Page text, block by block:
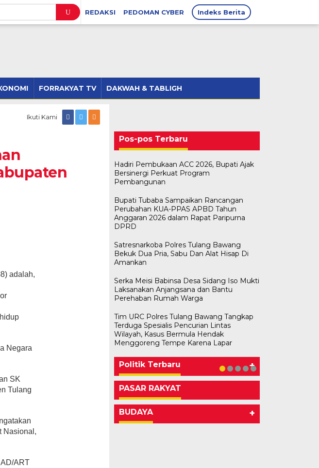
REDAKSI PEDOMAN CYBER Indeks Berita
FORRAKYAT TV DAKWAH & TABLIGH
Ikuti Kami
adalah,
Negara
SK
Tulang
Nasional,
ART
Pos-pos Terbaru
Hadiri Pembukaan ACC 2026, Bupati Ajak
Bersinergi Perkuat Program
Pembangunan
Bupati Tubaba Sampaikan Rancangan
Perubahan KUA-PPAS APBD Tahun
Anggaran 2026 dalam Rapat Paripurna
DPRD
Satresnarkoba Polres Tulang Bawang
Bekuk Dua Pria, Sabu Dan Alat Hisap Di
Amankan
Serka Meisi Babinsa Desa Sidang Iso Mukti
Laksanakan Anjangsana dan Bantu
Perehaban Rumah Warga
Tim URC Polres Tulang Bawang Tangkap
Terduga Spesialis Pencurian Lintas
Wilayah, Kasus Bermula Hendak
Menggoreng Tempe Karena Lapar
Politik Terbaru +
Bawaslu Tegaskan Sikap Siap
Bersinergi Dengan PWI Tulang
Di KABAR AKTUAL, POLITIK
Usai Musda, DPD Golkar Tulang
Di POLITIK | 11 Mei 2026
M. Aris Pratama Hanan Resmi
‘Nakhodai’ DPD II Partai Golkar
Di POLITIK | 1 Mei 2026
Herman HN Lantik Budi Yohanda
sebagai Ketua DPD Partai
Di POLITIK | 29 Januari 2026
Bupati Tubaba Hadiri Pelantikan
Pengurus DPD dan DPC Partai
Di POLITIK | 28 Januari 2026
PASAR RAKYAT
BUDAYA +